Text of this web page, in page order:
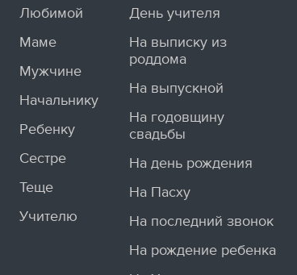
Любимой
Маме
Мужчине
Начальнику
Ребенку
Сестре
Теще
Учителю
День учителя
На выписку из
роддома
На выпускной
На годовщину
свадьбы
На день рождения
На Пасху
На последний звонок
На рождение ребенка